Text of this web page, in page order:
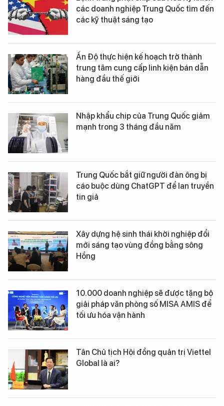
các doanh nghiệp Trung Quốc tìm đến
các kỹ thuật sáng tạo
Ấn Độ thực hiện kế hoạch trở thành
trung tâm cung cấp linh kiện bán dẫn
hàng đầu thế giới
Nhập khẩu chip của Trung Quốc giảm
mạnh trong 3 tháng đầu năm
Trung Quốc bắt giữ người đàn ông bị
cáo buộc dùng ChatGPT để lan truyền
tin giả
Xây dựng hệ sinh thái khởi nghiệp đổi
mới sáng tạo vùng đồng bằng sông
Hồng
10.000 doanh nghiệp sẽ được tặng bộ
giải pháp văn phòng số MISA AMIS để
tối ưu hóa vận hành
Tân Chủ tịch Hội đồng quản trị Viettel
Global là ai?